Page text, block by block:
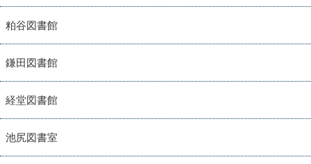
粕谷図書館
鎌田図書館
経堂図書館
池尻図書室